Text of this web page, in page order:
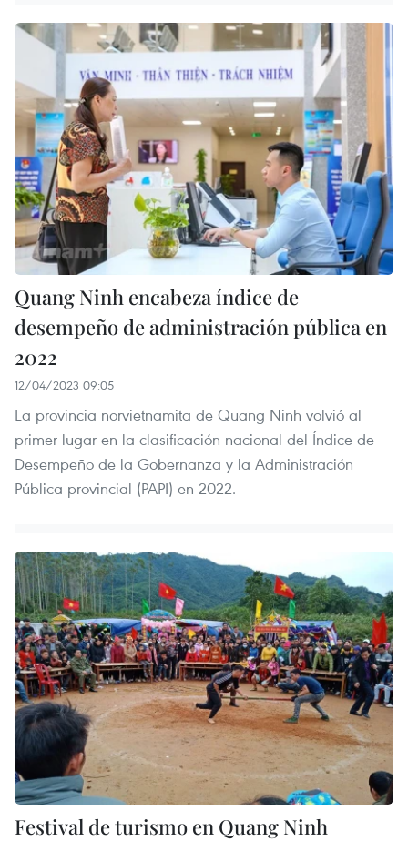
Quang Ninh encabeza índice de
desempeño de administración pública en
2022
12/04/2023 09:05
La provincia norvietnamita de Quang Ninh volvió al
primer lugar en la clasificación nacional del Índice de
Desempeño de la Gobernanza y la Administración
Pública provincial (PAPI) en 2022.
Festival de turismo en Quang Ninh